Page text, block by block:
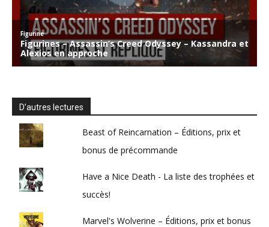
D’autres lectures
Beast of Reincarnation – Éditions, prix et
bonus de précommande
Have a Nice Death - La liste des trophées et
succès!
Marvel's Wolverine – Éditions, prix et bonus